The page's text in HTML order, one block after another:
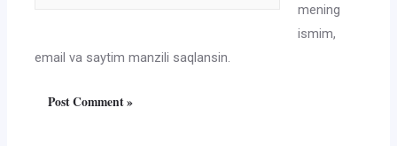
mening
ismim,
email va saytim manzili saqlansin.